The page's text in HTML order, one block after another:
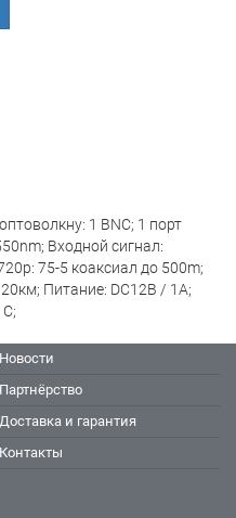
1 BNC; 1 порт
Входной сигнал:
75-5 коаксиал до 500m;
Питание: DC12В / 1A;
С;
Новости
Партнёрство
Доставка и гарантия
Контакты